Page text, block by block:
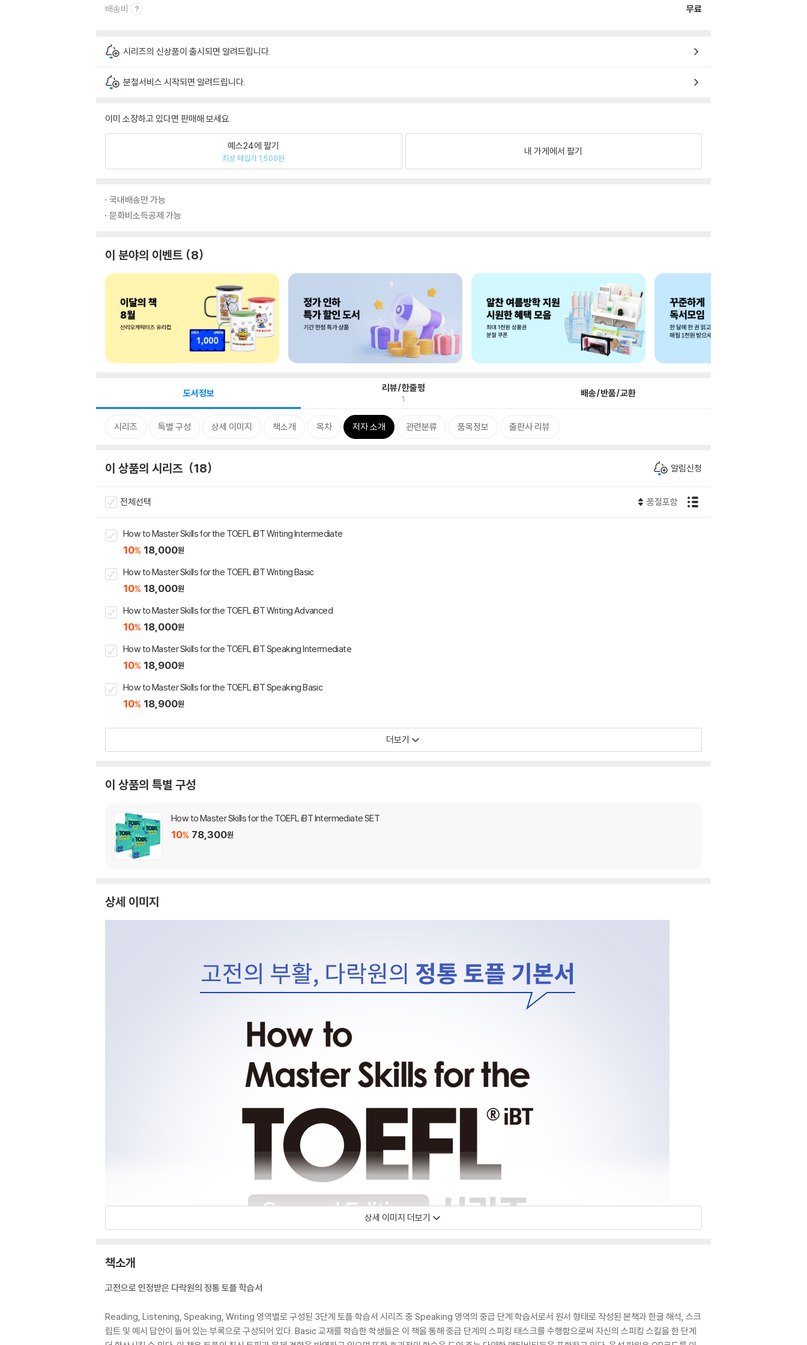
배송비 무료
시리즈의 신상품이 출시되면 알려드립니다.
분철서비스 시작되면 알려드립니다.
이미 소장하고 있다면 판매해 보세요.
예스24에 팔기
최상 매입가 1,500원
내 가게에서 팔기
국내배송만 가능
문화비소득공제 가능
이 분야의 이벤트 8
도서정보 리뷰/한줄평
1 배송/반품/교환
시리즈 특별 구성 상세 이미지 책소개 목차 저자 소개 관련분류 품목정보 출판사 리뷰
이 상품의 시리즈 18 알림신청
전체선택 품절포함
How to Master Skills for the TOEFL iBT Writing Intermediate
10% 18,000원
How to Master Skills for the TOEFL iBT Writing Basic
10% 18,000원
How to Master Skills for the TOEFL iBT Writing Advanced
10% 18,000원
How to Master Skills for the TOEFL iBT Speaking Intermediate
10% 18,900원
How to Master Skills for the TOEFL iBT Speaking Basic
10% 18,900원
더보기
이 상품의 특별 구성
How to Master Skills for the TOEFL iBT Intermediate SET
10% 78,300원
상세 이미지
상세 이미지 더보기
책소개
고전으로 인정받은 다락원의 정통 토플 학습서
Reading, Listening, Speaking, Writing 영역별로 구성된 3단계 토플 학습서 시리즈 중 Speaking 영역의 중급 단계 학습서로서 원서 형태로 작성된 본책과 한글 해석, 스크
립트 및 예시 답안이 들어 있는 부록으로 구성되어 있다. Basic 교재를 학습한 학생들은 이 책을 통해 중급 단계의 스피킹 태스크를 수행함으로써 자신의 스피킹 스킬을 한 단계